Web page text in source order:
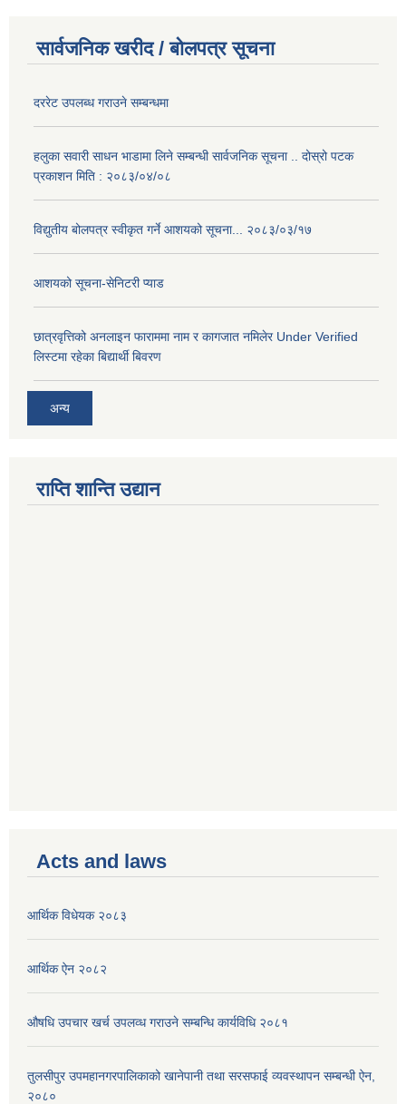
सार्वजनिक खरीद / बोलपत्र सूचना
दररेट उपलब्ध गराउने सम्बन्धमा
हलुका सवारी साधन भाडामा लिने सम्बन्धी सार्वजनिक सूचना .. दोस्रो पटक
प्रकाशन मिति : २०८३/०४/०८
विद्युतीय बोलपत्र स्वीकृत गर्ने आशयको सूचना... २०८३/०३/१७
आशयको सूचना-सेनिटरी प्याड
छात्रवृत्तिको अनलाइन फाराममा नाम र कागजात नमिलेर Under Verified
लिस्टमा रहेका बिद्यार्थी बिवरण
अन्य
राप्ति शान्ति उद्यान
Acts and laws
आर्थिक विधेयक २०८३
आर्थिक ऐन २०८२
औषधि उपचार खर्च उपलव्ध गराउने सम्बन्धि कार्यविधि २०८१
तुलसीपुर उपमहानगरपालिकाको खानेपानी तथा सरसफाई व्यवस्थापन सम्बन्धी ऐन,
२०८०